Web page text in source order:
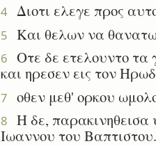
4 Διοτι ελεγε προς
5 Και θελων να
6
Οτε δε ετελουντο
και ηρεσεν εις τον
7 οθεν μεθ' ορκου
8
Η δε, παρακινηθεισα
Ιωαννου του Βαπτιστου.